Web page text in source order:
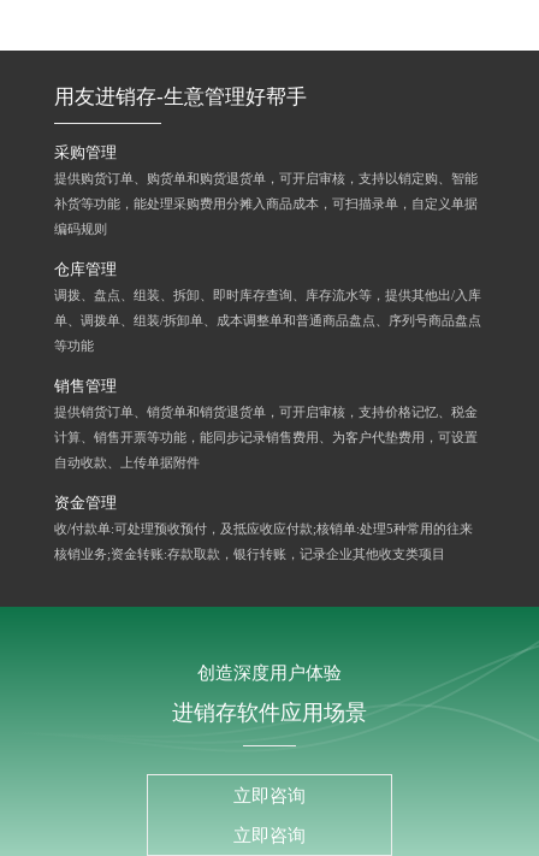
用友进销存-生意管理好帮手
采购管理
提供购货订单、购货单和购货退货单，可开启审核，支持以销定购、智能
补货等功能，能处理采购费用分摊入商品成本，可扫描录单，自定义单据
编码规则
仓库管理
调拨、盘点、组装、拆卸、即时库存查询、库存流水等，提供其他出/入库
单、调拨单、组装/拆卸单、成本调整单和普通商品盘点、序列号商品盘点
等功能
销售管理
提供销货订单、销货单和销货退货单，可开启审核，支持价格记忆、税金
计算、销售开票等功能，能同步记录销售费用、为客户代垫费用，可设置
自动收款、上传单据附件
资金管理
收/付款单:可处理预收预付，及抵应收应付款;核销单:处理5种常用的往来
核销业务;资金转账:存款取款，银行转账，记录企业其他收支类项目
创造深度用户体验
进销存软件应用场景
立即咨询
立即咨询